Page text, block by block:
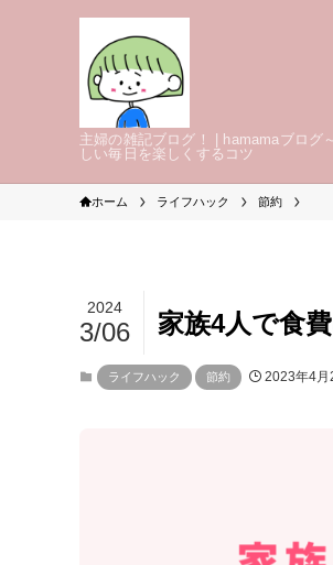
主婦の雑記ブログ！ | hamamaブログ
しい毎日を楽しくするコツ
ホーム ライフハック 節約
家族4人で食
2024
3/06
ライフハック 節約 2023年4月